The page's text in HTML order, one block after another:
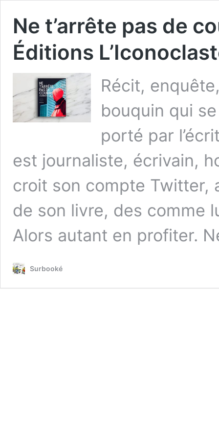
Ne t’arrête pas de
Éditions
Récit,
bouquin qui
porté par
est journaliste, écrivain,
croit son compte Twitter,
de son livre, des comme
Alors autant en profiter.
Surbooké